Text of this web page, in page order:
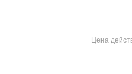
Цена